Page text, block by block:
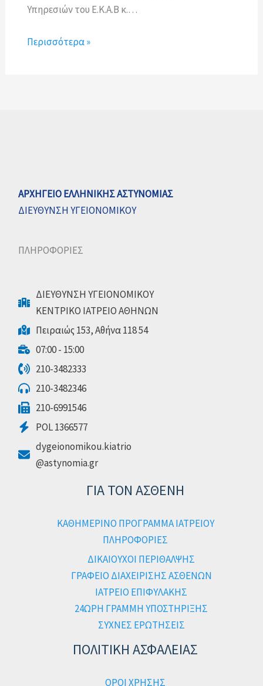
Υπηρεσιών του Ε.Κ.Α.Β κ.…
Περισσότερα »
ΑΡΧΗΓΕΙΟ ΕΛΛΗΝΙΚΗΣ ΑΣΤΥΝΟΜΙΑΣ
ΔΙΕΥΘΥΝΣΗ ΥΓΕΙΟΝΟΜΙΚΟΥ
ΠΛΗΡΟΦΟΡΙΕΣ
ΔΙΕΥΘΥΝΣΗ ΥΓΕΙΟΝΟΜΙΚΟΥ
ΚΕΝΤΡΙΚΟ ΙΑΤΡΕΙΟ ΑΘΗΝΩΝ
Πειραιώς 153, Αθήνα 118 54
07:00 - 15:00
210-3482333
210-3482346
210-6991546
POL 1366577
dygeionomikou.kiatrio
@astynomia.gr
ΓΙΑ ΤΟΝ ΑΣΘΕΝΗ
ΚΑΘΗΜΕΡΙΝΟ ΠΡΟΓΡΑΜΜΑ ΙΑΤΡΕΙΟΥ
ΠΛΗΡΟΦΟΡΙΕΣ
ΔΙΚΑΙΟΥΧΟΙ ΠΕΡΙΘΑΛΨΗΣ
ΓΡΑΦΕΙΟ ΔΙΑΧΕΙΡΙΣΗΣ ΑΣΘΕΝΩΝ
ΙΑΤΡΕΙΟ ΕΠΙΦΥΛΑΚΗΣ
24ΩΡΗ ΓΡΑΜΜΗ ΥΠΟΣΤΗΡΙΞΗΣ
ΣΥΧΝΕΣ ΕΡΩΤΗΣΕΙΣ
ΠΟΛΙΤΙΚΗ ΑΣΦΑΛΕΙΑΣ
ΟΡΟΙ ΧΡΗΣΗΣ